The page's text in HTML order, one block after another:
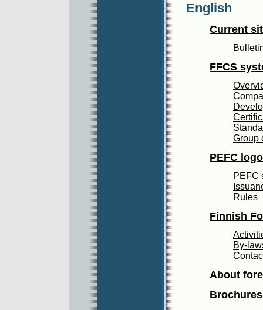
English
Current
FFCS
Group
PEFC logo
PEFC
Rules
Finnish
By-
About
Brochures